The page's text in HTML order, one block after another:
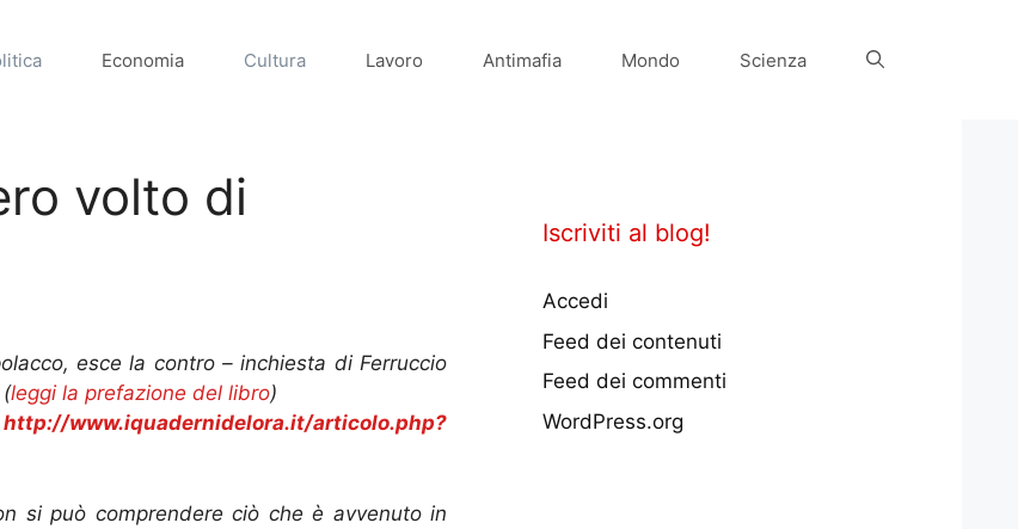
Economia Cultura Lavoro Antimafia Mondo Scienza
volto di
esce la contro – inchiesta di Ferruccio
leggi la prefazione del libro)
http://www.iquadernidelora.it/articolo.php?
si può comprendere ciò che è avvenuto in
Iscriviti al blog!
Accedi
Feed dei contenuti
Feed dei commenti
WordPress.org